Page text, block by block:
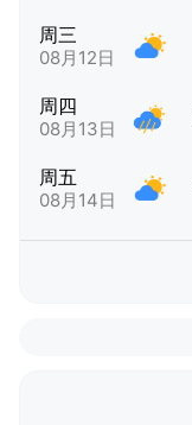
周三
08月12日
周四
08月13日
周五
08月14日